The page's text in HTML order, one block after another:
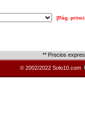
[Pág.
** Precios
© 2002/2022 Solo10.com